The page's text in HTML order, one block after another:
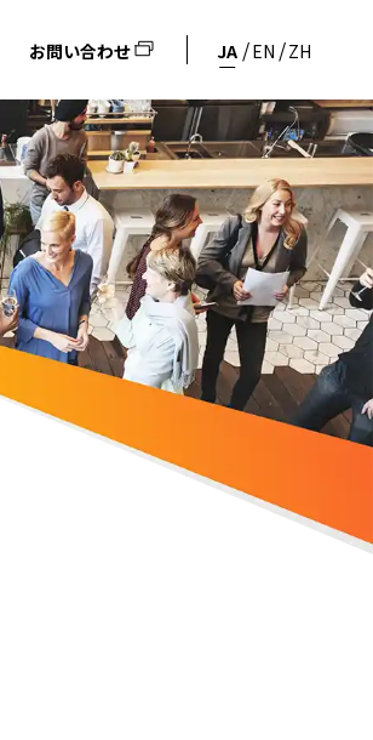
お問い合わせ JA EN ZH